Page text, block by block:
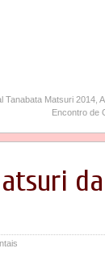
Tanabata Matsuri 2014
Encontro de